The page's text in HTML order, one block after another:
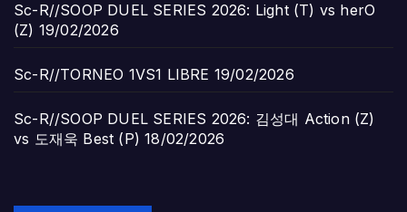
Sc-R//SOOP DUEL SERIES 2026: Light (T) vs herO
(Z) 19/02/2026
Sc-R//TORNEO 1VS1 LIBRE 19/02/2026
Sc-R//SOOP DUEL SERIES 2026: 김성대 Action (Z)
vs 도재욱 Best (P) 18/02/2026